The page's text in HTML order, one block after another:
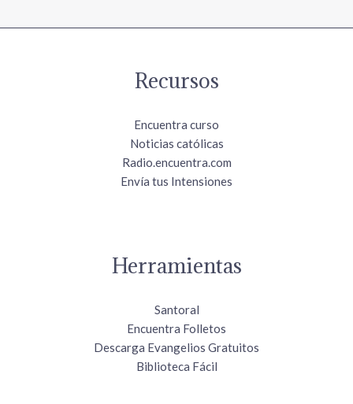
Recursos
Encuentra curso
Noticias católicas
Radio.encuentra.com
Envía tus Intensiones
Herramientas
Santoral
Encuentra Folletos
Descarga Evangelios Gratuitos
Biblioteca Fácil